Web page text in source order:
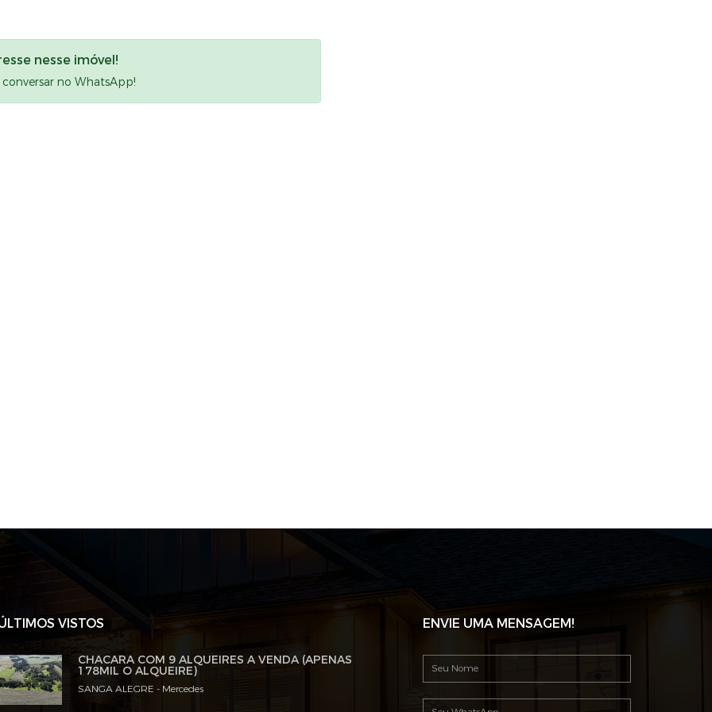
nesse imóvel!
no WhatsApp!
VISTOS
CHACARA COM 9 ALQUEIRES A VENDA (APENAS
178MIL O ALQUEIRE)
SANGA ALEGRE - Mercedes
ENVIE UMA MENSAGEM!